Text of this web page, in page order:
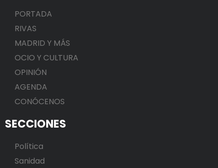
PORTADA
RIVAS
MADRID Y MÁS
OCIO Y CULTURA
OPINIÓN
AGENDA
CONÓCENOS
SECCIONES
Política
Sanidad